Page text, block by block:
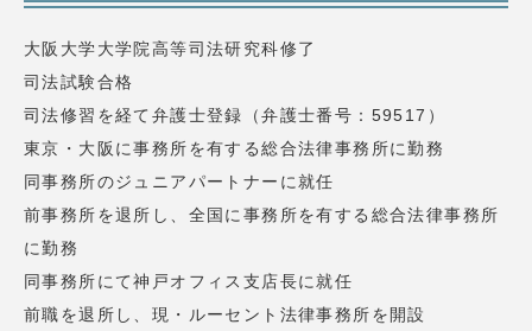
大阪大学大学院高等司法研究科修了
司法試験合格
司法修習を経て弁護士登録（弁護士番号：59517）
東京・大阪に事務所を有する総合法律事務所に勤務
同事務所のジュニアパートナーに就任
前事務所を退所し、全国に事務所を有する総合法律事務所
に勤務
同事務所にて神戸オフィス支店長に就任
前職を退所し、現・ルーセント法律事務所を開設